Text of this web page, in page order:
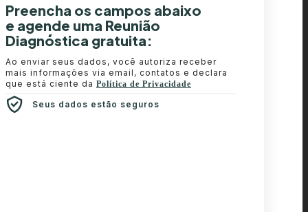
Preencha os campos abaixo
e agende uma Reunião
Diagnóstica gratuita:
Ao enviar seus dados, você autoriza receber
mais informações via email, contatos e declara
que está ciente da Política de Privacidade
Seus dados estão seguros